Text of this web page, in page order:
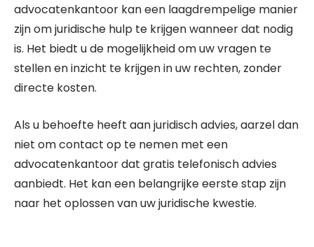
advocatenkantoor kan een laagdrempelige manier
zijn om juridische hulp te krijgen wanneer dat nodig
is. Het biedt u de mogelijkheid om uw vragen te
stellen en inzicht te krijgen in uw rechten, zonder
directe kosten.
Als u behoefte heeft aan juridisch advies, aarzel dan
niet om contact op te nemen met een
advocatenkantoor dat gratis telefonisch advies
aanbiedt. Het kan een belangrijke eerste stap zijn
naar het oplossen van uw juridische kwestie.